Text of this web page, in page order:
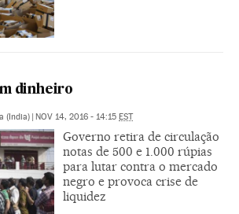
dinheiro
(India) | NOV 14, 2016 - 14:15 EST
Governo retira de circulação
notas de 500 e 1.000 rúpias
para lutar contra o mercado
negro e provoca crise de
liquidez